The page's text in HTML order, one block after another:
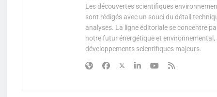
Les découvertes scientifiques
sont rédigés avec un souci du détail
analyses. La ligne éditoriale se concentre
notre futur énergétique et
développements scientifiques majeurs.